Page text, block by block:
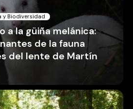
y Biodiversidad
a la güiña melánica:
de la fauna
del lente de Martín